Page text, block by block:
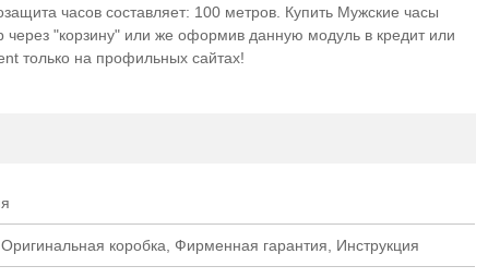
часов составляет: 100 метров. Купить Мужские часы
"корзину" или же оформив данную модуль в кредит или
только на профильных сайтах!
коробка, Фирменная гарантия, Инструкция